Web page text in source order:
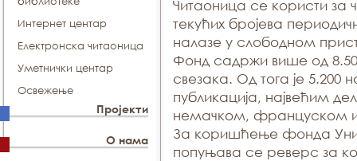
Интернет центар
Електронска читаоница
Уметнички центар
Освежење
Пројекти
О нама
Читаоница се користи за
текућих бројева
налазе у слободном
Фонд садржи више од
свезака. Од тога је 5.200
публикација, највећим
немачком, француском и
За коришћење фонда
попуњава се реверс за